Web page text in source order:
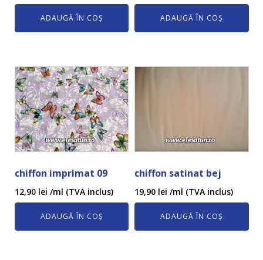
ADAUGĂ ÎN COȘ ADAUGĂ ÎN COȘ
chiffon imprimat 09
12,90 lei /ml (TVA inclus)
ADAUGĂ ÎN COȘ
chiffon satinat bej
19,90 lei /ml (TVA inclus)
ADAUGĂ ÎN COȘ